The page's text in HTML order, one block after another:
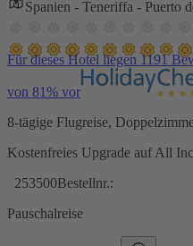
Spanien - Teneriffa - Puerto
Für dieses Hotel liegen 1191
von 81% vor
8-tägige Flugreise,
Kostenfreies Upgrade auf All
253500Bestellnr.:
Pauschalreise